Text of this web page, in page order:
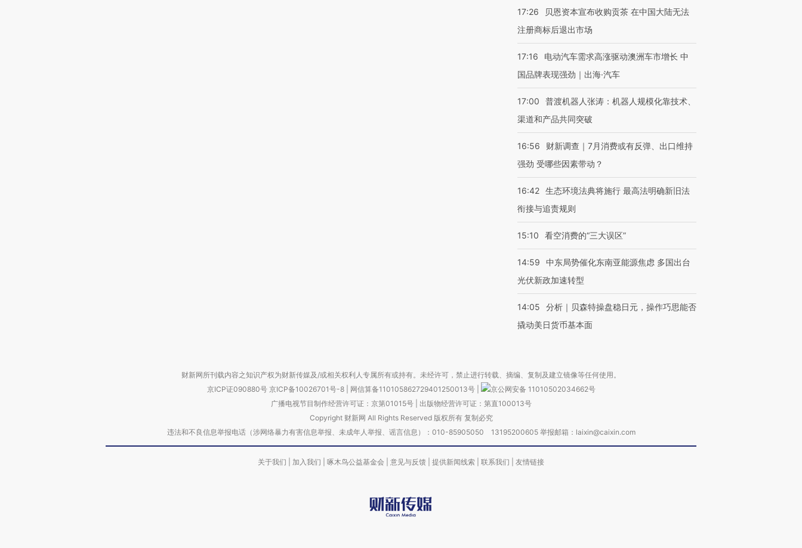
17:26
贝恩资本宣布收购贡茶 在中国大陆无法
注册商标后退出市场
17:16
电动汽车需求高涨驱动澳洲车市增长 中
国品牌表现强劲｜出海·汽车
17:00
普渡机器人张涛：机器人规模化靠技术、
渠道和产品共同突破
16:56
财新调查｜7月消费或有反弹、出口维持
强劲 受哪些因素带动？
16:42 生态环境法典将施行 最高法明确新旧法
衔接与追责规则
15:10 看空消费的“三大误区”
14:59
中东局势催化东南亚能源焦虑 多国出台
光伏新政加速转型
14:05
分析｜贝森特操盘稳日元，操作巧思能否
撬动美日货币基本面
财新网所刊载内容之知识产权为财新传媒及/或相关权利人专属所有或持有。未经许可，禁止进行转载、摘编、复制及建立镜像等任何使用。
京ICP证090880号 京ICP备10026701号-8 网信算备110105862729401250013号
京公网安备 11010502034662号
广播电视节目制作经营许可证：京第01015号| 出版物经营许可证：第直100013号
Copyright 财新网 All Rights Reserved 版权所有 复制必究
违法和不良信息举报电话（涉网络暴力有害信息举报、未成年人举报、谣言信息）：010-85905050 13195200605 举报邮箱：laixin@caixin.com
关于我们 加入我们 啄木鸟公益基金会 意见与反馈 提供新闻线索 联系我们 友情链接